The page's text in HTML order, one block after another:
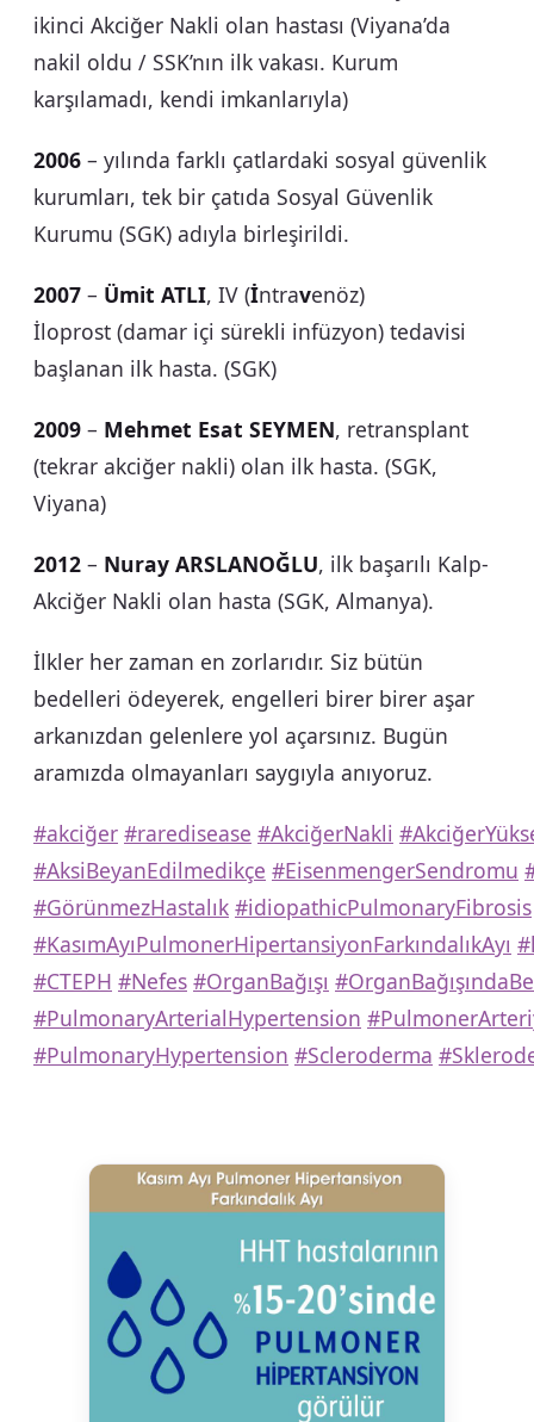
ikinci Akciğer Nakli olan hastası (Viyana’da
nakil oldu / SSK’nın ilk vakası. Kurum
karşılamadı, kendi imkanlarıyla)
2006 – yılında farklı çatlardaki sosyal güvenlik
kurumları, tek bir çatıda Sosyal Güvenlik
Kurumu (SGK) adıyla birleşirildi.
2007 – Ümit ATLI, IV (İntravenöz)
İloprost (damar içi sürekli infüzyon) tedavisi
başlanan ilk hasta. (SGK)
2009 – Mehmet Esat SEYMEN, retransplant
(tekrar akciğer nakli) olan ilk hasta. (SGK,
Viyana)
2012 – Nuray ARSLANOĞLU, ilk başarılı Kalp-
Akciğer Nakli olan hasta (SGK, Almanya).
İlkler her zaman en zorlarıdır. Siz bütün
bedelleri ödeyerek, engelleri birer birer aşar
arkanızdan gelenlere yol açarsınız. Bugün
aramızda olmayanları saygıyla anıyoruz.
#akciğer #raredisease #AkciğerNakli
#AksiBeyanEdilmedikçe #EisenmengerSendromu
#GörünmezHastalık #idiopathicPulmonaryFibrosis
#KasımAyıPulmonerHipertansiyonFarkındalıkAyı
#CTEPH #Nefes #OrganBağışı
#PulmonaryArterialHypertension
#PulmonaryHypertension #Scleroderma